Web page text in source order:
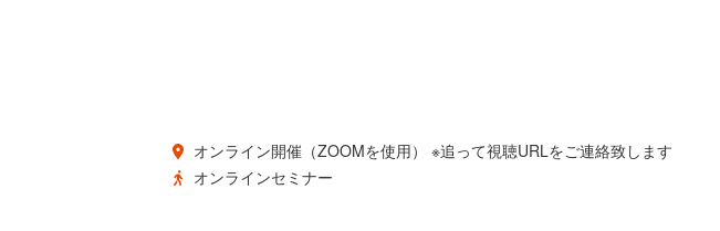
オンライン開催（ZOOMを使用） ※追って視聴URLをご連絡致します
オンラインセミナー